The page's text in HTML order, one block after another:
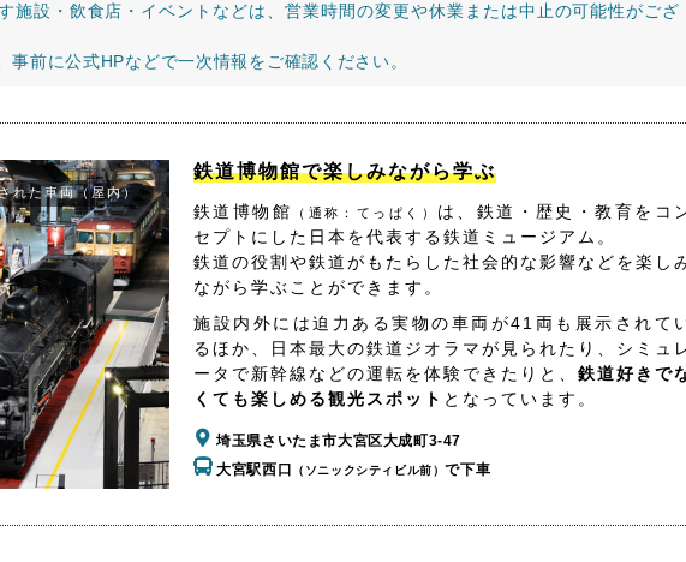
施設・飲食店・イベントなどは、営業時間の変更や休業または中止の可能性がござ
事前に公式HPなどで一次情報をご確認ください。
れた車両（屋内）
鉄道博物館で楽しみながら学ぶ
鉄道博物館 （通称：てっぱく） は、鉄道・歴史・教育をコ
セプトにした日本を代表する鉄道ミュージアム。
鉄道の役割や鉄道がもたらした社会的な影響などを楽し
ながら学ぶことができます。
施設内外には迫力ある実物の車両が41両も展示されて
るほか、日本最大の鉄道ジオラマが見られたり、シミュ
ータで新幹線などの運転を体験できたりと、 鉄道好きで
くても楽しめる観光スポット となっています。
埼玉県さいたま市大宮区大成町3-47
大宮駅西口
（ソニックシティビル前）で下車